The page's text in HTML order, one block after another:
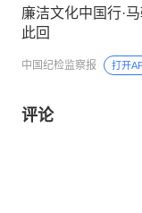
廉洁文化中国行·
此回
中国纪检监察报 打开
评论